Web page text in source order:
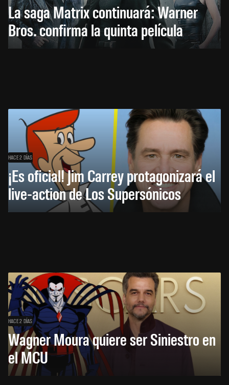
La saga Matrix continuará: Warner
Bros. confirma la quinta película
HACE 2 DÍAS
¡Es oficial! Jim Carrey protagonizará el
live-action de Los Supersónicos
HACE 2 DÍAS
Wagner Moura quiere ser Siniestro en
el MCU